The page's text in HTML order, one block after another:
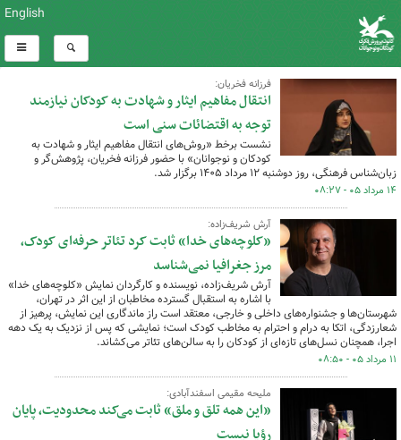
English
فرزانه فخریان:
انتقال مفاهیم ایثار و شهادت به کودکان نیازمند
توجه به اقتضائات سنی است
نشست برخط «روش‌های انتقال مفاهیم ایثار و شهادت به
کودکان و نوجوانان» با حضور فرزانه فخریان، پژوهش‌گر و
زبان‌شناس فرهنگی، روز دوشنبه ۱۲ مرداد ۱۴۰۵ برگزار شد.
۱۴ مرداد ۰۵ - ۰۸:۲۷
آرش شریف‌زاده:
«کلوچه‌های خدا» ثابت کرد تئاتر حرفه‌ای کودک،
مرز جغرافیا نمی‌شناسد
آرش شریف‌زاده، نویسنده و کارگردان نمایش «کلوچه‌های خدا»
با اشاره به استقبال گسترده مخاطبان از این اثر در تهران،
شهرستان‌ها و جشنواره‌های داخلی و خارجی، معتقد است راز ماندگاری این نمایش، پرهیز از
شعارزدگی، اتکا به درام و احترام به مخاطب کودک است؛ نمایشی که پس از نزدیک به یک دهه
اجرا، همچنان نسل‌های تازه‌ای از کودکان را به سالن‌های تئاتر می‌کشاند.
۱۱ مرداد ۰۵ - ۰۸:۵۰
ملیحه مقیمی اسفندآبادی:
«این همه تلق و ملق» ثابت می‌کند محدودیت، پایان
رؤیا نیست